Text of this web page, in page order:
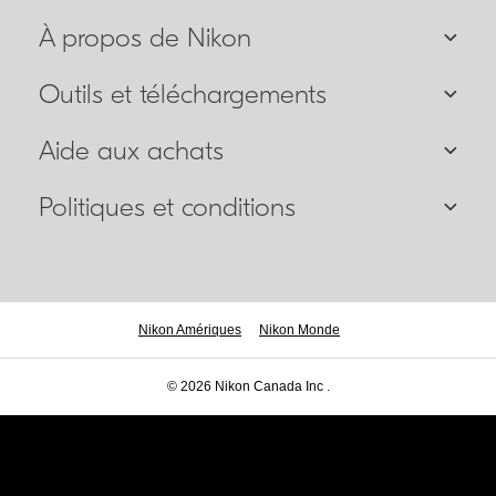
À propos de Nikon
Outils et téléchargements
Aide aux achats
Politiques et conditions
Nikon Amériques Nikon Monde
© 2026 Nikon Canada Inc .